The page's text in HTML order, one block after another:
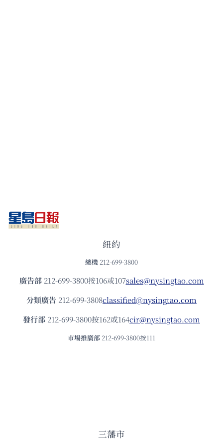
紐約
總機 212-699-3800
廣告部212-699-3800按106或107sales@nysingtao.com
分類廣告 212-699-3808classified@nysingtao.com
發⾏部 212-699-3800按162或164cir@nysingtao.com
市場推廣部 212-699-3800按111
三藩市